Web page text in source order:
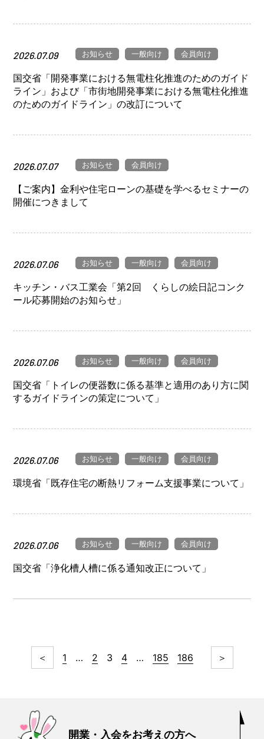
2026.07.09 お知らせ 一般向け 会員向け
国交省「開発事業における無電柱化推進のためのガイド
ライン」および「市街地開発事業における無電柱化推進
のためのガイドライン」の改訂について
2026.07.07 お知らせ 会員向け
【ご案内】金利や住宅ローンの基礎を学べるセミナーの
開催につきまして
2026.07.06 お知らせ 一般向け 会員向け
キッチン・バス工業会「第2回 くらしの絵日記コンク
ール応募開始のお知らせ」
2026.07.06 お知らせ 一般向け 会員向け
国交省「トイレの便器数に係る基準と適用のあり方に関
するガイドラインの策定について」
2026.07.06 お知らせ 一般向け 会員向け
環境省「既存住宅の断熱リフォーム支援事業について」
2026.07.06 お知らせ 一般向け 会員向け
国交省「浄化槽人槽に係る通知改正について」
＜ 1 … 2 3 4 … 185 186 ＞
開業・入会をお考えの方へ